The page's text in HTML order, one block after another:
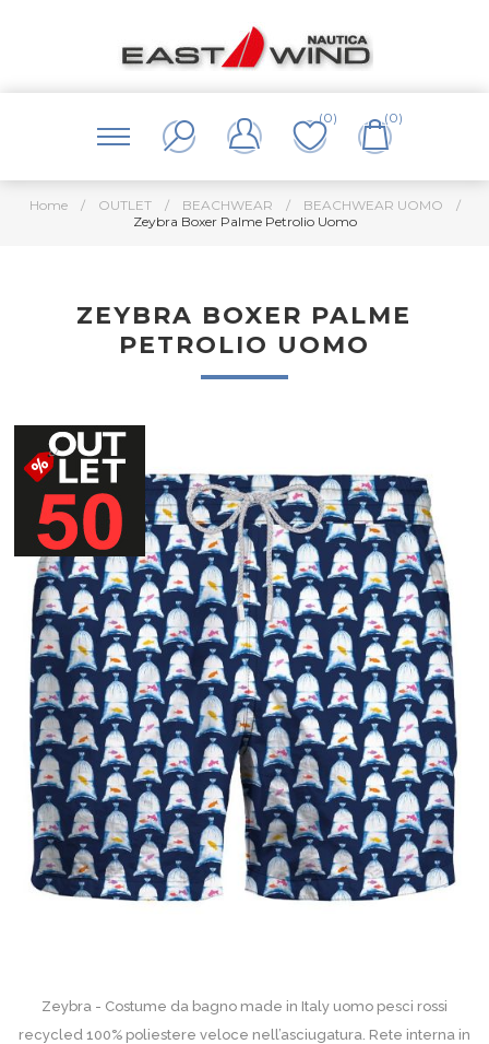
(0) (0)
Home / OUTLET / BEACHWEAR / BEACHWEAR UOMO
/
Zeybra Boxer Palme Petrolio Uomo
ZEYBRA BOXER PALME
PETROLIO UOMO
Zeybra - Costume da bagno made in Italy uomo pesci rossi
recycled 100% poliestere veloce nell’asciugatura. Rete interna in